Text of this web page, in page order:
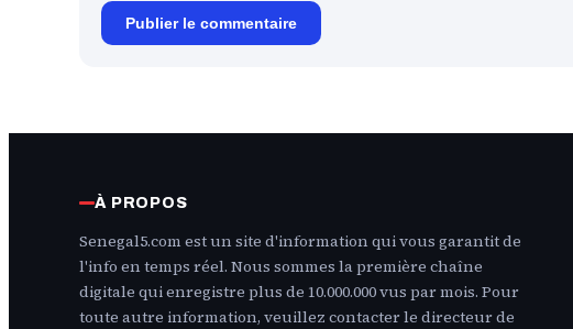
Publier le commentaire
À PROPOS
Senegal5.com est un site d'information qui vous garantit de
l'info en temps réel. Nous sommes la première chaîne
digitale qui enregistre plus de 10.000.000 vus par mois. Pour
toute autre information, veuillez contacter le directeur de